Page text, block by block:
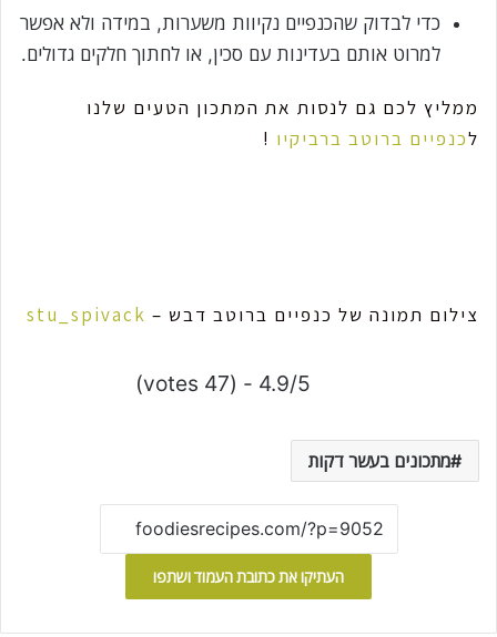
כדי לבדוק שהכנפיים נקיוות משערות, במידה ולא אפשר
למרוט אותם בעדינות עם סכין, או לחתוך חלקים גדולים.
ממליץ לכם גם לנסות את המתכון הטעים שלנו
לכנפיים ברוטב ברביקיו !
צילום תמונה של כנפיים ברוטב דבש – stu_spivack
4.9/5 - (47 votes)
מתכונים בעשר דקות
העתיקו את כתובת העמוד ושתפו